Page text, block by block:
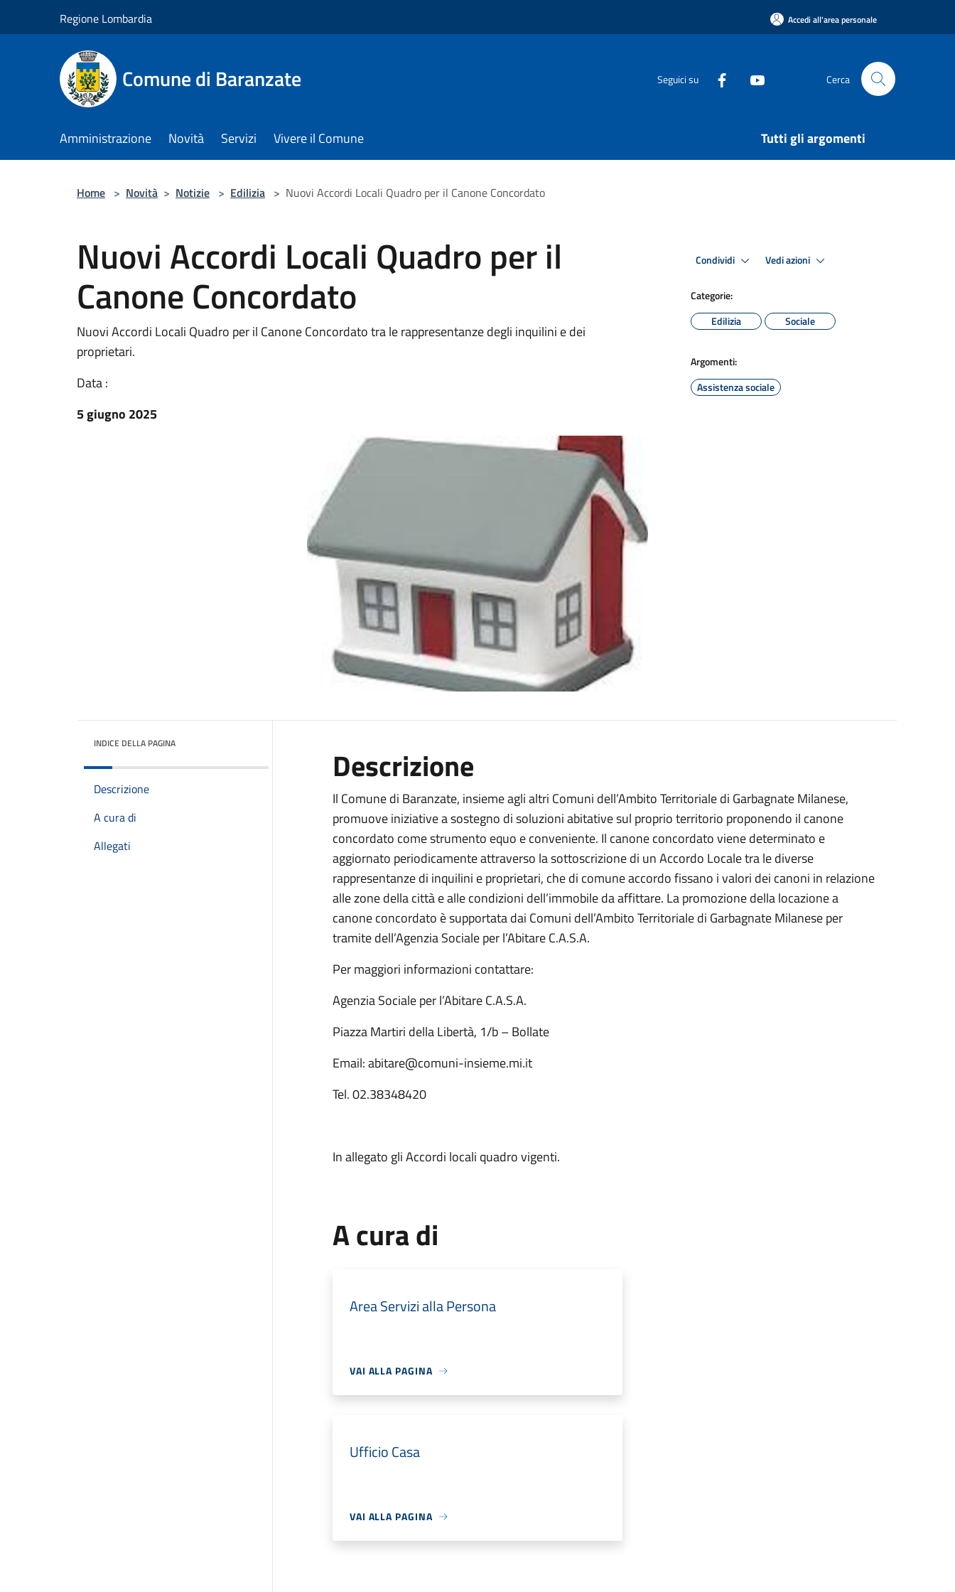
Regione Lombardia Accedi all'area personale
Comune di Baranzate Seguici su Cerca
Amministrazione Novità Servizi Vivere il Comune Tutti gli argomenti
Home > Novità > Notizie > Edilizia > Nuovi Accordi Locali Quadro per il Canone Concordato
Nuovi Accordi Locali Quadro per il
Canone Concordato
Nuovi Accordi Locali Quadro per il Canone Concordato tra le rappresentanze degli inquilini e dei
proprietari.
Data :
5 giugno 2025
Condividi Vedi azioni
Categorie:
Edilizia
Sociale
Argomenti:
Assistenza sociale
INDICE DELLA PAGINA
Descrizione
A cura di
Allegati
Descrizione
Il Comune di Baranzate, insieme agli altri Comuni dell’Ambito Territoriale di Garbagnate Milanese,
promuove iniziative a sostegno di soluzioni abitative sul proprio territorio proponendo il canone
concordato come strumento equo e conveniente. Il canone concordato viene determinato e
aggiornato periodicamente attraverso la sottoscrizione di un Accordo Locale tra le diverse
rappresentanze di inquilini e proprietari, che di comune accordo fissano i valori dei canoni in relazione
alle zone della città e alle condizioni dell’immobile da affittare. La promozione della locazione a
canone concordato è supportata dai Comuni dell’Ambito Territoriale di Garbagnate Milanese per
tramite dell’Agenzia Sociale per l’Abitare C.A.S.A.
Per maggiori informazioni contattare:
Agenzia Sociale per l’Abitare C.A.S.A.
Piazza Martiri della Libertà, 1/b – Bollate
Email: abitare@comuni-insieme.mi.it
Tel. 02.38348420
In allegato gli Accordi locali quadro vigenti.
A cura di
Area Servizi alla Persona
VAI ALLA PAGINA
Ufficio Casa
VAI ALLA PAGINA